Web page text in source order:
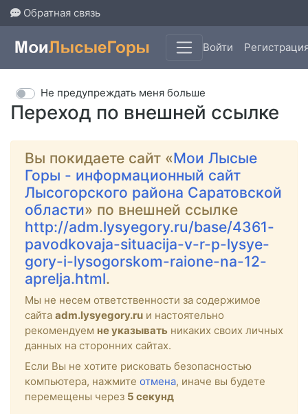
Обратная связь
Войти
Переход по внешней ссылке
Не предупреждать меня больше
Вы покидаете сайт «Мои Лысые
Горы - информационный сайт
Лысогорского района Саратовской
области» по внешней ссылке
http://adm.lysyegory.ru/base/4361-
pavodkovaja-situacija-v-r-p-lysye-
gory-i-lysogorskom-raione-na-12-
aprelja.html.
Мы не несем ответственности за содержимое
сайта adm.lysyegory.ru и настоятельно
рекомендуем не указывать никаких своих личных
данных на сторонних сайтах.
Если Вы не хотите рисковать безопасностью
компьютера, нажмите отмена, иначе вы будете
перемещены через 4 секунд